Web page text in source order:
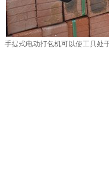
手提式电动打包机可以使工具处